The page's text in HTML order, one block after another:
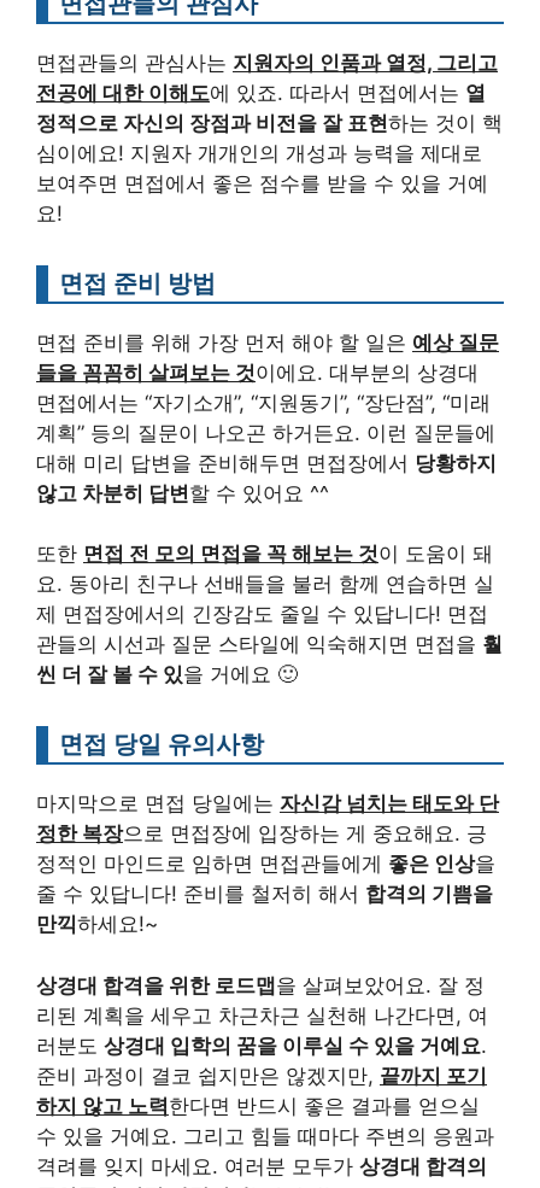
면접관들의 관심사는 지원자의 인품과 열정, 그리고
전공에 대한 이해도에 있죠. 따라서 면접에서는 열
정적으로 자신의 장점과 비전을 잘 표현하는 것이 핵
심이에요! 지원자 개개인의 개성과 능력을 제대로
보여주면 면접에서 좋은 점수를 받을 수 있을 거예
요!
면접 준비 방법
면접 준비를 위해 가장 먼저 해야 할 일은 예상 질문
들을 꼼꼼히 살펴보는 것이에요. 대부분의 상경대
면접에서는 “자기소개”, “지원동기”, “장단점”, “미래
계획” 등의 질문이 나오곤 하거든요. 이런 질문들에
대해 미리 답변을 준비해두면 면접장에서 당황하지
않고 차분히 답변할 수 있어요 ^^
또한 면접 전 모의 면접을 꼭 해보는 것이 도움이 돼
요. 동아리 친구나 선배들을 불러 함께 연습하면 실
제 면접장에서의 긴장감도 줄일 수 있답니다! 면접
관들의 시선과 질문 스타일에 익숙해지면 면접을 훨
씬 더 잘 볼 수 있을 거에요 🙂
면접 당일 유의사항
마지막으로 면접 당일에는 자신감 넘치는 태도와 단
정한 복장으로 면접장에 입장하는 게 중요해요. 긍
정적인 마인드로 임하면 면접관들에게 좋은 인상을
줄 수 있답니다! 준비를 철저히 해서 합격의 기쁨을
만끽하세요!~
상경대 합격을 위한 로드맵을 살펴보았어요. 잘 정
리된 계획을 세우고 차근차근 실천해 나간다면, 여
러분도 상경대 입학의 꿈을 이루실 수 있을 거예요.
준비 과정이 결코 쉽지만은 않겠지만, 끝까지 포기
하지 않고 노력한다면 반드시 좋은 결과를 얻으실
수 있을 거예요. 그리고 힘들 때마다 주변의 응원과
격려를 잊지 마세요. 여러분 모두가 상경대 합격의